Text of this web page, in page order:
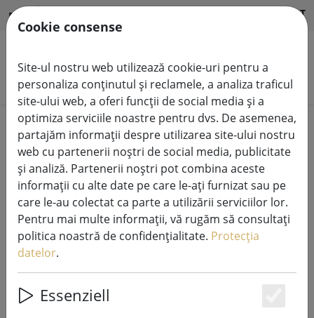
RO HILFE & SUPPORT
Căutare produse
Home Lumini de zână
Kaemingk Lumineo LED lumini
zână Basic cu dimmer 40 LED alb
cald în aer liber 3 m transparent
Cookie consense
Site-ul nostru web utilizează cookie-uri pentru a
personaliza conținutul și reclamele, a analiza traficul
site-ului web, a oferi funcții de social media și a
optimiza serviciile noastre pentru dvs. De asemenea,
partajăm informații despre utilizarea site-ului nostru
web cu partenerii noștri de social media, publicitate
și analiză. Partenerii noștri pot combina aceste
informații cu alte date pe care le-ați furnizat sau pe
care le-au colectat ca parte a utilizării serviciilor lor.
Pentru mai multe informații, vă rugăm să consultați
politica noastră de confidențialitate. Protecția
datelor.
Essenziell